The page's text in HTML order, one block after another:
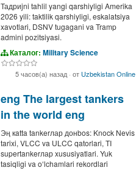
Тадриjni tahlil yangi qarshiyligi Amerika
2026 yili: taktilik qarshiyligi, eskalatsiya
xavotlari, DSNV tugagani va Tramp
admini pozitsiyasi.
Каталог: Military Science
5 часов(а) назад· от Uzbekistan Online
eng The largest tankers
in the world eng
Эң кatta tankerлар донbos: Knock Nevis
tarixi, VLCC va ULCC qatorlari, TI
supertankerлар xususiyatlari. Yuk
tasiqligi va oʻlchamlari rekordlari